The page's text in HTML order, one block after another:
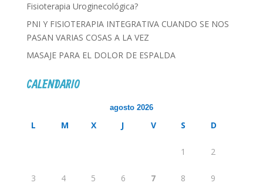
Fisioterapia Uroginecológica?
PNI Y FISIOTERAPIA INTEGRATIVA CUANDO SE NOS
PASAN VARIAS COSAS A LA VEZ
MASAJE PARA EL DOLOR DE ESPALDA
CALENDARIO
agosto 2026
L M X J V S D
1 2
3 4 5 6 7 8 9